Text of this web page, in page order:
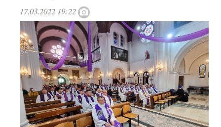
17.03.2022 19:22